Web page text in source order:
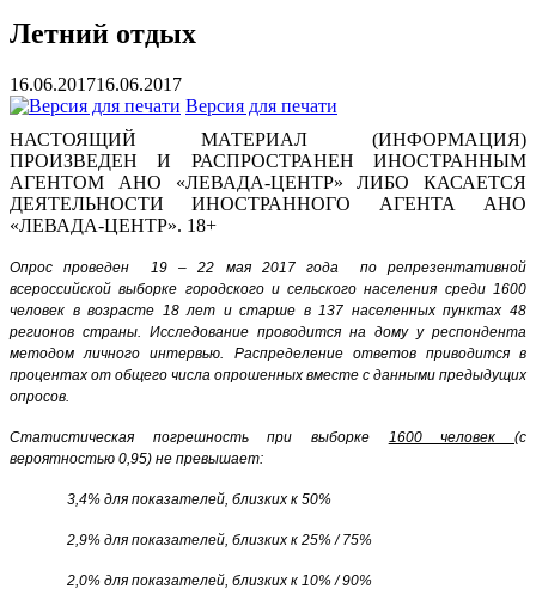
Летний отдых
16.06.201716.06.2017
Версия для печати
НАСТОЯЩИЙ МАТЕРИАЛ (ИНФОРМАЦИЯ)
ПРОИЗВЕДЕН И РАСПРОСТРАНЕН ИНОСТРАННЫМ
АГЕНТОМ АНО «ЛЕВАДА-ЦЕНТР» ЛИБО КАСАЕТСЯ
ДЕЯТЕЛЬНОСТИ ИНОСТРАННОГО АГЕНТА АНО
«ЛЕВАДА-ЦЕНТР». 18+
Опрос проведен 19 – 22 мая 2017 года по репрезентативной
всероссийской выборке городского и сельского населения среди 1600
человек в возрасте 18 лет и старше в 137 населенных пунктах 48
регионов страны. Исследование проводится на дому у респондента
методом личного интервью. Распределение ответов приводится в
процентах от общего числа опрошенных вместе с данными предыдущих
опросов.
Статистическая погрешность при выборке 1600 человек(с
вероятностью 0,95) не превышает:
3,4% для показателей, близких к 50%
2,9% для показателей, близких к 25% / 75%
2,0% для показателей, близких к 10% / 90%